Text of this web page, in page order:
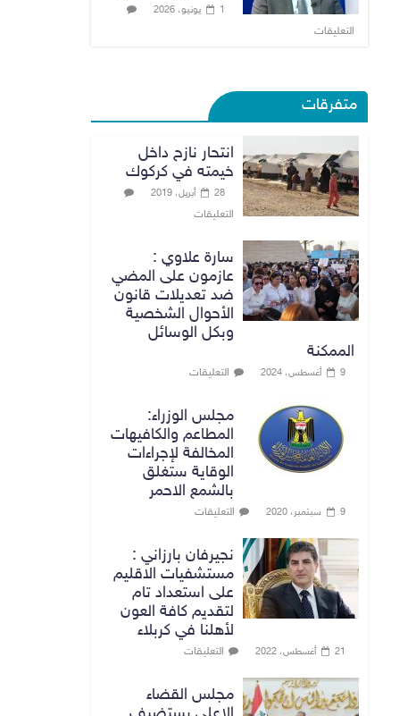
1 يونيو، 2026
التعليقات
متفرقات
انتحار نازح داخل
خيمته في كركوك
28 أبريل، 2019
التعليقات
سارة علاوي :
عازمون على المضي
ضد تعديلات قانون
الأحوال الشخصية
وبكل الوسائل
الممكنة
9 أغسطس، 2024 التعليقات
مجلس الوزراء:
المطاعم والكافيهات
المخالفة لإجراءات
الوقاية ستغلق
بالشمع الاحمر
9 سبتمبر، 2020 التعليقات
نجيرفان بارزاني :
مستشفيات الاقليم
على استعداد تام
لتقديم كافة العون
لأهلنا في كربلاء
21 أغسطس، 2022 التعليقات
مجلس القضاء